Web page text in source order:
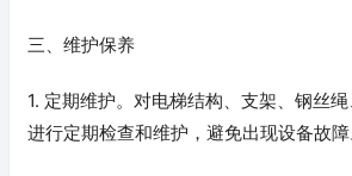
三、维护保养
1. 定期维护。对电梯结构、支架、钢丝
进行定期检查和维护，避免出现设备故障